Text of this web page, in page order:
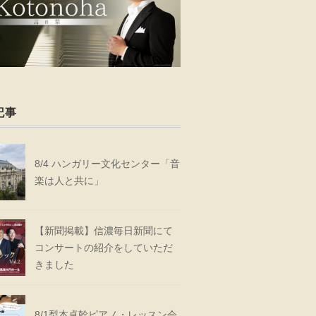
事
8/4 ハンガリー文化センター「音
楽は人と共に」
【新聞掲載】信濃毎日新聞にて
コンサートの紹介をしていただ
きました